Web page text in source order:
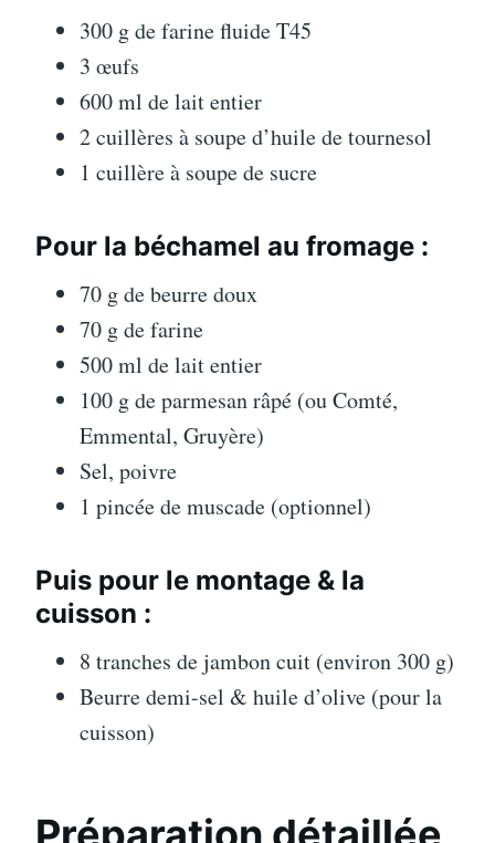
300 g de farine fluide T45
3 œufs
600 ml de lait entier
2 cuillères à soupe d’huile de tournesol
1 cuillère à soupe de sucre
Pour la béchamel au fromage :
70 g de beurre doux
70 g de farine
500 ml de lait entier
100 g de parmesan râpé (ou Comté,
Emmental, Gruyère)
Sel, poivre
1 pincée de muscade (optionnel)
Puis pour le montage & la
cuisson :
8 tranches de jambon cuit (environ 300 g)
Beurre demi-sel & huile d’olive (pour la
cuisson)